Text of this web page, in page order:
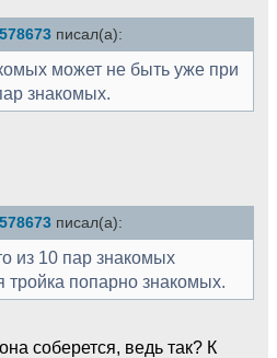
писал(а):
может не быть уже при
знакомых.
писал(а):
из 10 пар знакомых
тройка попарно знакомых.
соберется, ведь так? К